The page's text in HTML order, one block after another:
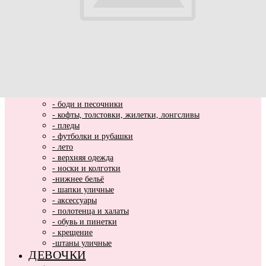
- боди и песочники
- кофты, толстовки, жилетки, лонгсливы
- пледы
- футболки и рубашки
- лето
- верхняя одежда
- носки и колготки
-нижнее бельё
- шапки уличные
- аксессуары
- полотенца и халаты
- обувь и пинетки
- крещение
-штаны уличные
ДЕВОЧКИ